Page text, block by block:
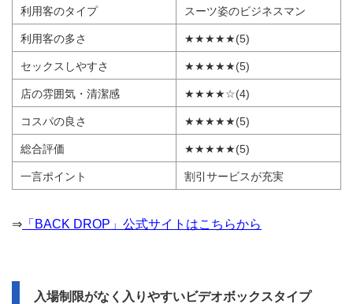
利用客のタイプ スーツ姿のビジネスマン
利用客の多さ ★★★★★(5)
セックスしやすさ ★★★★★(5)
店の雰囲気・清潔感 ★★★★☆(4)
コスパの良さ ★★★★★(5)
総合評価 ★★★★★(5)
一言ポイント 割引サービスが充実
⇒ 「BACK DROP」公式サイトはこちらから
入場制限がなく入りやすいビデオボックスタイプ